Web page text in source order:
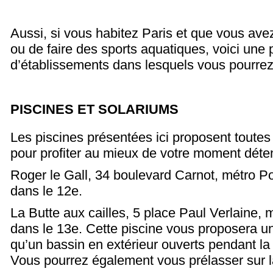
Aussi, si vous habitez Paris et que vous
ou de faire des sports aquatiques, voici une
d’établissements dans lesquels vous
PISCINES ET SOLARIUMS
Les piscines présentées ici proposent
pour profiter au mieux de votre moment
Roger le Gall, 34 boulevard Carnot, métro
dans le 12e.
La Butte aux cailles, 5 place Paul Verlaine,
dans le 13e. Cette piscine vous proposera
qu’un bassin en extérieur ouverts pendant
Vous pourrez également vous prélasser sur